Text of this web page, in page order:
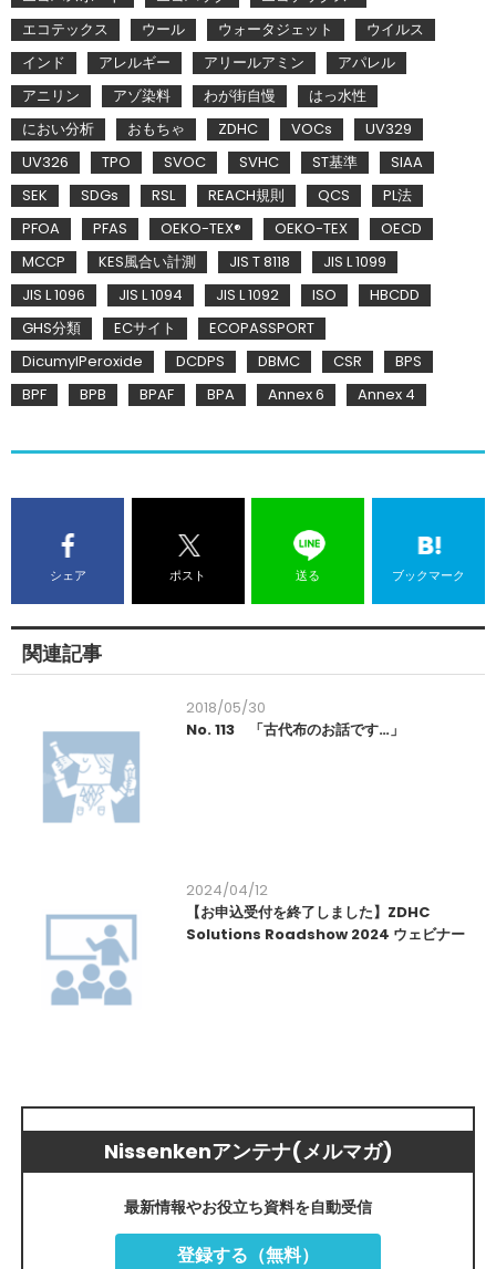
エコテックス
ウール ウォータジェット
ウイルス
インド
アレルギー アリールアミン
アパレル
アニリン
アゾ染料 わが街自慢
はっ水性
におい分析
おもちゃ ZDHC VOCs
UV329
UV326
TPO SVOC SVHC ST基準
SIAA
SEK
SDGs RSL REACH規則 QCS
PL法
PFOA
PFAS OEKO-TEX® OEKO-TEX
OECD
MCCP
KES風合い計測 JIS T 8118
JIS L 1099
JIS L 1096
JIS L 1094 JIS L 1092 ISO
HBCDD
GHS分類
ECサイト
ECOPASSPORT
DicumylPeroxide
DCDPS DBMC CSR
BPS
BPF
BPB BPAF BPA Annex 6 Annex 4
シェア ポスト 送る ブックマーク
関連記事
2018/05/30
No. 113 「古代布のお話です…」
2024/04/12
【お申込受付を終了しました】ZDHC
Solutions Roadshow 2024 ウェビナー
Nissenkenアンテナ(メルマガ)
最新情報やお役立ち資料を自動受信
登録する（無料）